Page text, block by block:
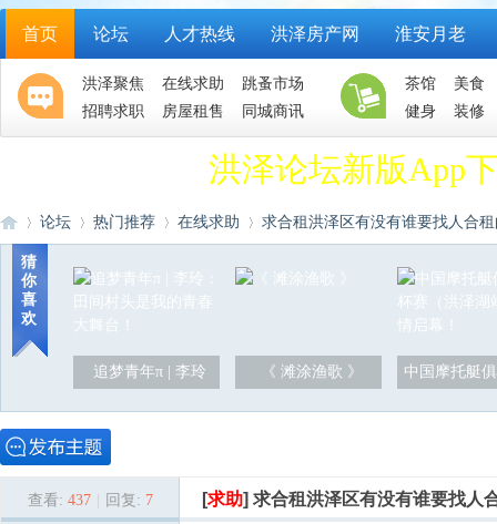
首页 论坛 人才热线 洪泽房产网 淮安月老
洪泽聚焦 在线求助
跳蚤市场
招聘求职
房屋租售 同城商讯
茶馆
美食
健身
装修
洪泽论坛新版App
»
论坛 热门推荐 在线求助 求合租洪泽区有没有谁要找人合
猜
你
喜
欢
追梦青年π | 李玲 《 滩涂渔歌 》 中国摩托艇
查看: 437 回复: 7 [求助] 求合租洪泽区有没有谁要找人